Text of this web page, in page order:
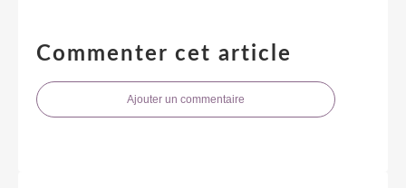
Commenter cet article
Ajouter un commentaire